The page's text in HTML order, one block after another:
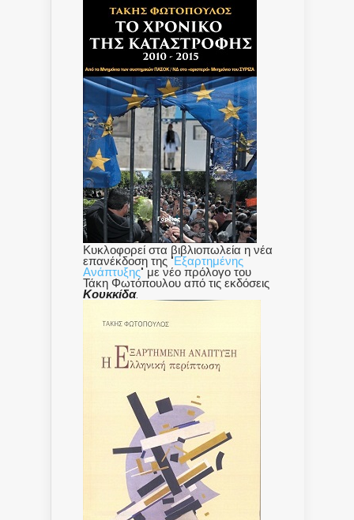
Κυκλοφορεί στα βιβλιοπωλεία η νέα
επανέκδοση της "Εξαρτημένης
Ανάπτυξης" με νέο πρόλογο του
Τάκη Φωτόπουλου από τις εκδόσεις
Κουκκίδα.